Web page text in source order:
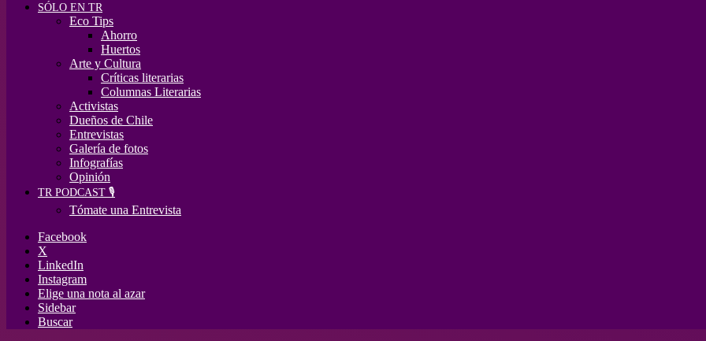
SÓLO EN TR
Eco Tips
Ahorro
Huertos
Arte y Cultura
Críticas literarias
Columnas Literarias
Activistas
Dueños de Chile
Entrevistas
Galería de fotos
Infografías
Opinión
TR PODCAST 🎙️
Tómate una Entrevista
Facebook
X
LinkedIn
Instagram
Elige una nota al azar
Sidebar
Buscar